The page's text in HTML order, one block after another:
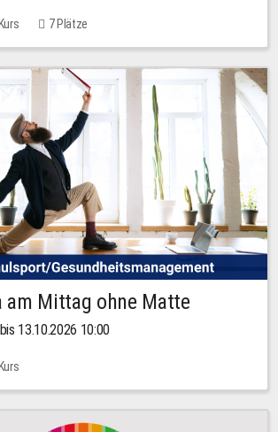
7 Plätze
am Mittag ohne Matte
13.10.2026 10:00